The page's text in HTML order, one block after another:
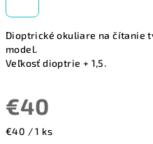
Dioptrické okuliare na čítanie
model.
Veľkosť dioptrie + 1,5.
€40
Jednotková
€40 / 1 ks